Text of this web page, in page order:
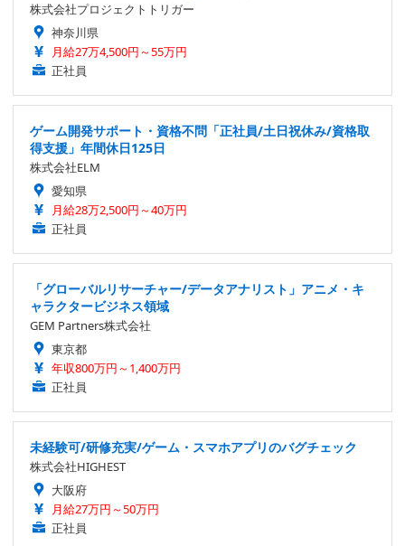
株式会社プロジェクトトリガー
神奈川県
月給27万4,500円～55万円
正社員
ゲーム開発サポート・資格不問「正社員/土日祝休み/資格取
得支援」年間休日125日
株式会社ELM
愛知県
月給28万2,500円～40万円
正社員
「グローバルリサーチャー/データアナリスト」アニメ・キ
ャラクタービジネス領域
GEM Partners株式会社
東京都
年収800万円～1,400万円
正社員
未経験可/研修充実/ゲーム・スマホアプリのバグチェック
株式会社HIGHEST
大阪府
月給27万円～50万円
正社員